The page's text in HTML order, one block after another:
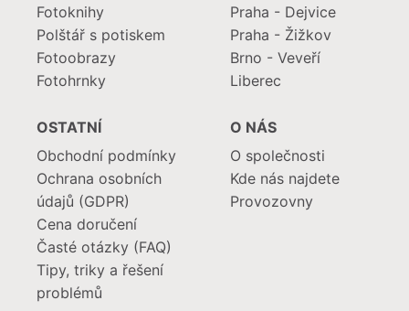
Fotoknihy
Polštář s potiskem
Fotoobrazy
Fotohrnky
Praha - Dejvice
Praha - Žižkov
Brno - Veveří
Liberec
OSTATNÍ
Obchodní podmínky
Ochrana osobních
údajů (GDPR)
Cena doručení
Časté otázky (FAQ)
Tipy, triky a řešení
problémů
O NÁS
O společnosti
Kde nás najdete
Provozovny